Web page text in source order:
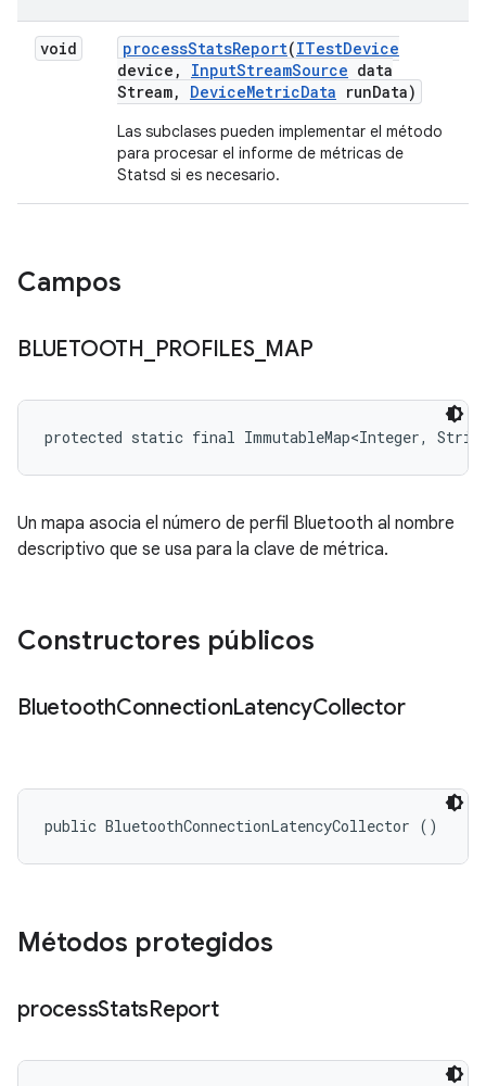
void processStatsReport(ITestDevice
device , InputStreamSource data
Stream, DeviceMetricData runData)
Las subclases pueden implementar el método
para procesar el informe de métricas de
Statsd si es necesario.
Campos
BLUETOOTH PROFILES_ MAP
protected static final ImmutableMap<Integer, String>
Un mapa asocia el número de perfil Bluetooth al nombre
descriptivo que se usa para la clave de métrica.
Constructores públicos
BluetoothConnectionLatencyCollector
public BluetoothConnectionLatencyCollector ()
Métodos protegidos
processStatsReport